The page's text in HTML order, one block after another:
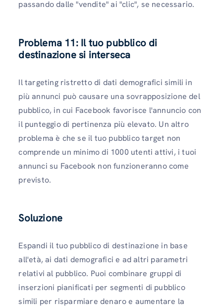
passando dalle "vendite" ai "clic", se necessario.
Problema 11: Il tuo pubblico di
destinazione si interseca
Il targeting ristretto di dati demografici simili in
più annunci può causare una sovrapposizione del
pubblico, in cui Facebook favorisce l'annuncio con
il punteggio di pertinenza più elevato. Un altro
problema è che se il tuo pubblico target non
comprende un minimo di 1000 utenti attivi, i tuoi
annunci su Facebook non funzioneranno come
previsto.
Soluzione
Espandi il tuo pubblico di destinazione in base
all'età, ai dati demografici e ad altri parametri
relativi al pubblico. Puoi combinare gruppi di
inserzioni pianificati per segmenti di pubblico
simili per risparmiare denaro e aumentare la